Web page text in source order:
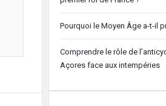
Pourquoi le Moyen Âge a-t-il
Comprendre le rôle de
Açores face aux intempéries